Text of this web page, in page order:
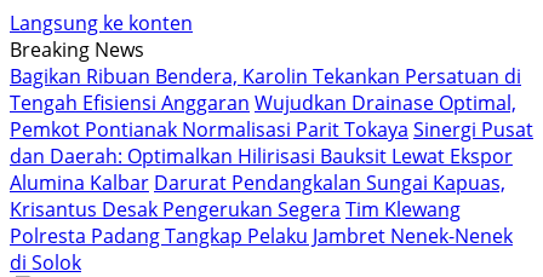
Langsung ke konten
Breaking News
Bagikan Ribuan Bendera, Karolin Tekankan Persatuan di
Tengah Efisiensi Anggaran Wujudkan Drainase Optimal,
Pemkot Pontianak Normalisasi Parit Tokaya Sinergi Pusat
dan Daerah: Optimalkan Hilirisasi Bauksit Lewat Ekspor
Alumina Kalbar Darurat Pendangkalan Sungai Kapuas,
Krisantus Desak Pengerukan Segera Tim Klewang
Polresta Padang Tangkap Pelaku Jambret Nenek-Nenek
di Solok